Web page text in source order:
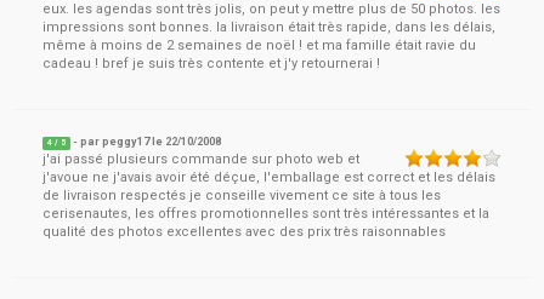
eux. les agendas sont très jolis, on peut y mettre plus de 50 photos. les
impressions sont bonnes. la livraison était très rapide, dans les délais,
même à moins de 2 semaines de noël ! et ma famille était ravie du
cadeau ! bref je suis très contente et j'y retournerai !
4 / 5 - parpeggy17le 22/10/2008
j'ai passé plusieurs commande sur photo web et
j'avoue ne j'avais avoir été déçue, l'emballage est correct et les délais
de livraison respectés je conseille vivement ce site à tous les
cerisenautes, les offres promotionnelles sont très intéressantes et la
qualité des photos excellentes avec des prix très raisonnables